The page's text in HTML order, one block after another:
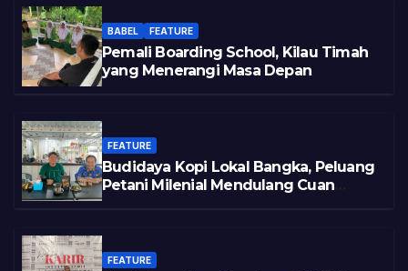
BABEL FEATURE
Pemali Boarding School, Kilau Timah
yang Menerangi Masa Depan
FEATURE
Budidaya Kopi Lokal Bangka, Peluang
Petani Milenial Mendulang Cuan
FEATURE